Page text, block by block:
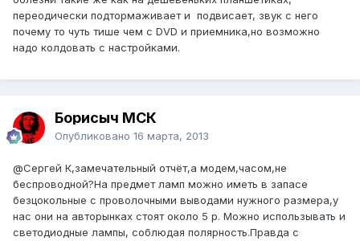
переодически подтормаживает и подвисает, звук с него
почему то чуть тише чем с DVD и приемника,но возможно
надо колдовать с настройками.
Борисыч МСК
Опубликовано 16 марта, 2013
@Сергей К,замечательный отчёт,а модем,часом,не
беспроводной?На предмет ламп можно иметь в запасе
безцокольные с проволочными выводами нужного размера,у
нас они на авторынках стоят около 5 р. Можно использывать и
светодиодные лампы, соблюдая полярность.Правда с